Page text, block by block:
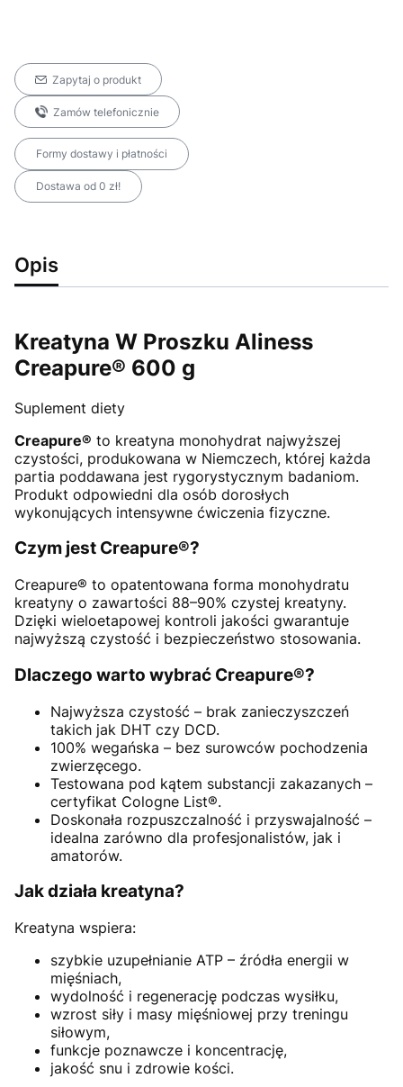
Zapytaj o produkt
Zamów telefonicznie
Formy dostawy i płatności
Dostawa od 0 zł!
Opis
Kreatyna W Proszku Aliness
Creapure® 600 g
Suplement diety
Creapure® to kreatyna monohydrat najwyższej
czystości, produkowana w Niemczech, której każda
partia poddawana jest rygorystycznym badaniom.
Produkt odpowiedni dla osób dorosłych
wykonujących intensywne ćwiczenia fizyczne.
Czym jest Creapure®?
Creapure® to opatentowana forma monohydratu
kreatyny o zawartości 88–90% czystej kreatyny.
Dzięki wieloetapowej kontroli jakości gwarantuje
najwyższą czystość i bezpieczeństwo stosowania.
Dlaczego warto wybrać Creapure®?
Najwyższa czystość – brak zanieczyszczeń
takich jak DHT czy DCD.
100% wegańska – bez surowców pochodzenia
zwierzęcego.
Testowana pod kątem substancji zakazanych –
certyfikat Cologne List®.
Doskonała rozpuszczalność i przyswajalność –
idealna zarówno dla profesjonalistów, jak i
amatorów.
Jak działa kreatyna?
Kreatyna wspiera:
szybkie uzupełnianie ATP – źródła energii w
mięśniach,
wydolność i regenerację podczas wysiłku,
wzrost siły i masy mięśniowej przy treningu
siłowym,
funkcje poznawcze i koncentrację,
jakość snu i zdrowie kości.